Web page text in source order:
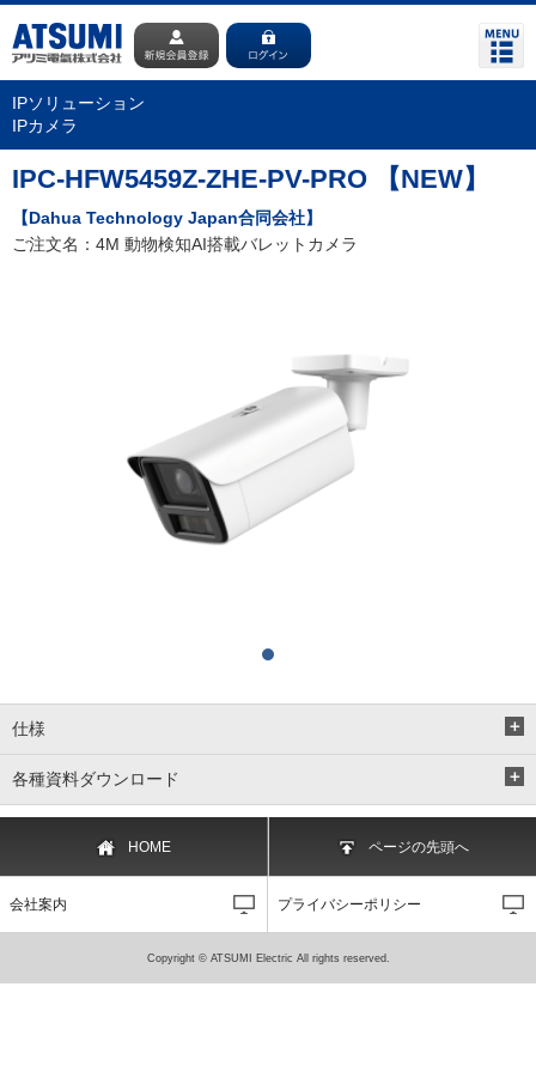
IPソリューション
IPカメラ
IPC-HFW5459Z-ZHE-PV-PRO 【NEW】
【Dahua Technology Japan合同会社】
ご注文名：4M 動物検知AI搭載バレットカメラ
仕様
各種資料ダウンロード
HOME ページの先頭へ
会社案内 プライバシーポリシー
Copyright © ATSUMI Electric All rights reserved.